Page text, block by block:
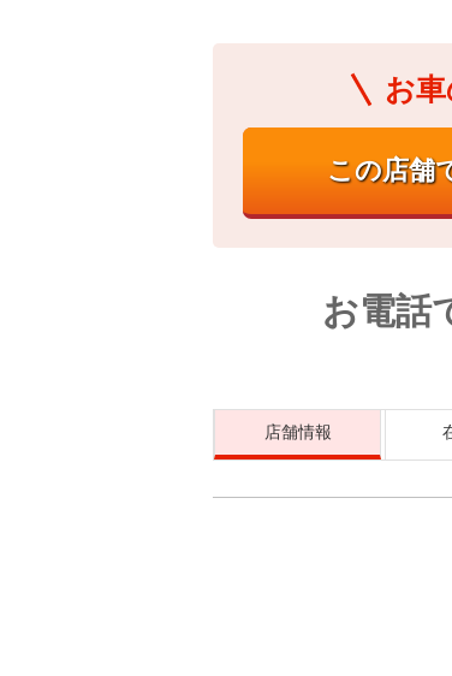
お車
お電話
店舗情報